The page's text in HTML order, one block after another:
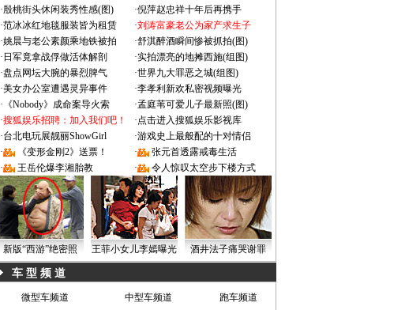
·殷桃街头休闲装秀性感(图) ·倪萍赵忠祥十年后再携手
·范冰冰红地毯服装皆为租赁 ·刘涛富豪老公为家产求生子
·姚晨与老公素颜乘地铁被拍 ·舒淇醉酒瞬间惨被抓拍(图)
· 日军竟拿战俘做活体解剖 ·实拍漂亮的地摊西施(组图)
·盘点网坛大腕的暴烈脾气 ·世界九大罪恶之城(组图)
·美女办公室遭遇灵异事件 ·李孝利新欢私密视频曝光
· 《Nobody》成命案导火索 ·孟庭苇可爱儿子最新照(图)
·搜狐娱乐招聘：加入我们吧！ ·点击进入搜狐娱乐影视库
·台北电玩展靓丽ShowGirl ·游戏史上最般配的十对情侣
·
《变形金刚2》送票！ ·
张元首透露戒毒生活
·
王岳伦爆李湘胎教 · 令人惊叹太空步下楼方式
新版“西游”绝密照 王菲小女儿李嫣曝光 酒井法子痛哭谢罪
车 型 频 道
微型车频道 中型车频道
跑车频道